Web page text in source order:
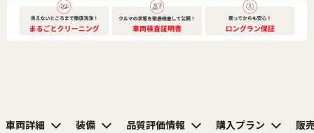
車両詳細 装備 品質評価情報 購入プラン 販